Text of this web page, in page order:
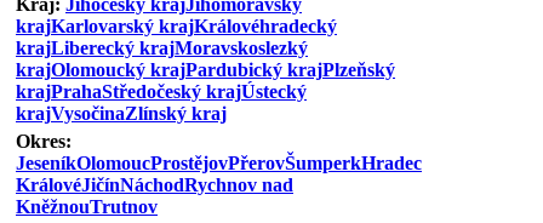
Kraj: Jihočeský krajJihomoravský
krajKarlovarský krajKrálovéhradecký
krajLiberecký krajMoravskoslezký
krajOlomoucký krajPardubický krajPlzeňský
krajPrahaStředočeský krajÚstecký
krajVysočinaZlínský kraj
Okres:
JeseníkOlomoucProstějovPřerovŠumperkHradec
KrálovéJičínNáchodRychnov nad
KněžnouTrutnov